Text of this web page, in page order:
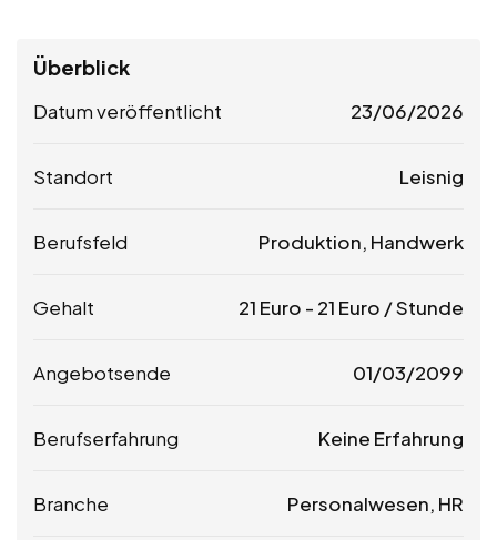
Überblick
Datum veröffentlicht 23/06/2026
Standort Leisnig
Berufsfeld Produktion, Handwerk
Gehalt 21 Euro - 21 Euro / Stunde
Angebotsende 01/03/2099
Berufserfahrung Keine Erfahrung
Branche Personalwesen, HR